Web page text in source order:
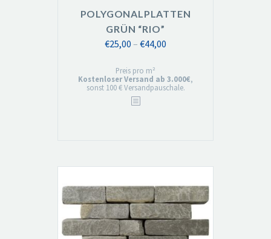
POLYGONALPLATTEN
GRÜN “RIO”
€25,00 – €44,00
€44,00
Preis pro m²
Kostenloser Versand ab 3.000€,
sonst 100 € Versandpauschale.